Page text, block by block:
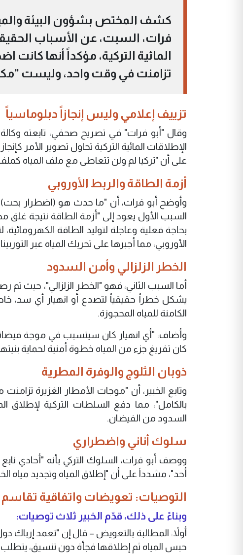
كشف المختص بشؤون البيئة
فرات، السبت، عن الأسباب
المائية التركية، مؤكداً أنها
تزامنت في وقت واحد، وليست
تزييف إعلامي وليس إنجازاً دبلوماسياً
وقال "أبو فرات" في تصريح صحفي، تابعته وكالة
الإطلاقات المائية التركية تحاول تصوير الأمر
على أن "تركيا لم ولن تتعاطى مع ملف المياه كملف
أزمة الطاقة والربط الأوروبي
وأوضح أبو فرات، أن "ما حدث هو (اضطرار بحت)
السبب الأول يعود إلى "أزمة الطاقة نتيجة
بحاجة فعلية وعاجلة لتوليد الطاقة الكهرومائية،
الأوروبي، مما أجبرها على تحريك المياه عبر
الخطر الزلزالي وأمن السدود
أما السبب الثاني، فهو "الخطر الزلزالي"،
يشكل خطراً حقيقياً لتصدع أو انهيار أي سد،
الكامنة للمياه المحجوزة.
وأضاف: "أي انهيار كان سيتسبب في موجة
كان تفريغ جزء من المياه خطوة أمنية لحماية بنيتها
ذوبان الثلوج والوفرة المطرية
وتابع الخبير، أن "موجات الأمطار الغزيرة تزامنت
بالكامل"، مما دفع السلطات التركية لإطلاق
السدود من الفيضان.
سلوك أناني واضطراري
ووصف أبو فرات، السلوك التركي بأنه "أحادي
أحد"، مشدداً على أن "إطلاق المياه وتجديد مياه
التوصيات: تعويضات واتفاقية تقاسم
وبناءً على ذلك، قدّم الخبير ثلاث توصيات:
أولاً: المطالبة بالتعويض – قال إن "تعمد إرباك
حبس المياه ثم إطلاقها فجأة دون تنسيق، يتطلب